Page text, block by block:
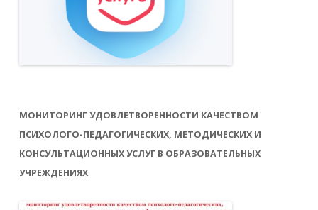
МОНИТОРИНГ УДОВЛЕТВОРЕННОСТИ КАЧЕСТВОМ
ПСИХОЛОГО-ПЕДАГОГИЧЕСКИХ, МЕТОДИЧЕСКИХ И
КОНСУЛЬТАЦИОННЫХ УСЛУГ В ОБРАЗОВАТЕЛЬНЫХ
УЧРЕЖДЕНИЯХ